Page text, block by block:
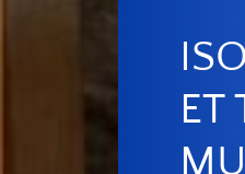
ET